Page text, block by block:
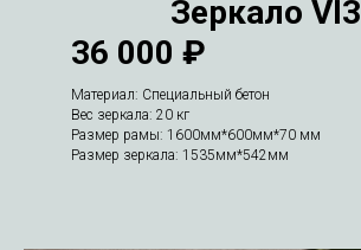
Зеркало VI3
36 000 ₽
Материал: Специальный бетон
Вес зеркала: 20 кг
Размер рамы: 1600мм*600мм*70 мм
Размер зеркала: 1535мм*542мм